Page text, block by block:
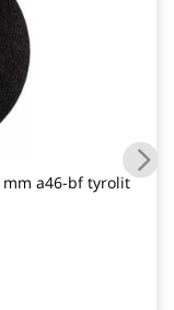
mm a46-bf tyrolit